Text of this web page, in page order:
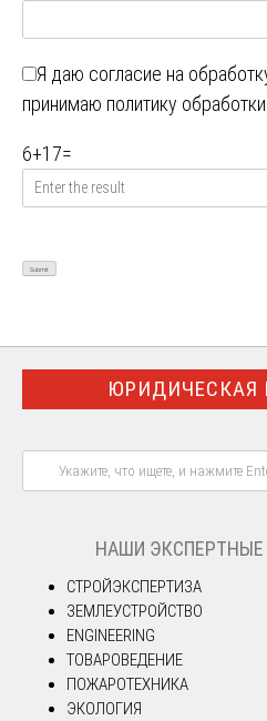
Я даю согласие на
принимаю политику
6+17=
ЮРИДИЧЕСКАЯ
НАШИ
СТРОЙЭКСПЕРТИЗА
ЗЕМЛЕУСТРОЙСТВО
ENGINEERING
ТОВАРОВЕДЕНИЕ
ПОЖАРОТЕХНИКА
ЭКОЛОГИЯ